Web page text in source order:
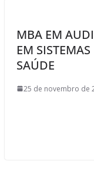
MBA EM
EM SISTEMAS
SAÚDE
25 de novembro de